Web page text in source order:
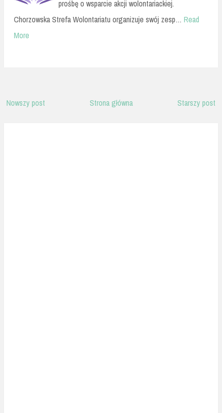
prośbę o wsparcie akcji wolontariackiej.
Chorzowska Strefa Wolontariatu organizuje swój zesp… Read
More
Nowszy post Starszy post
Strona główna